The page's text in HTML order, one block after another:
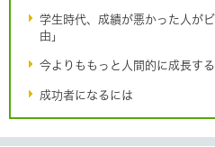
学生時代、成績が悪かった人が
由」
今よりももっと人間的に成長す
成功者になるには